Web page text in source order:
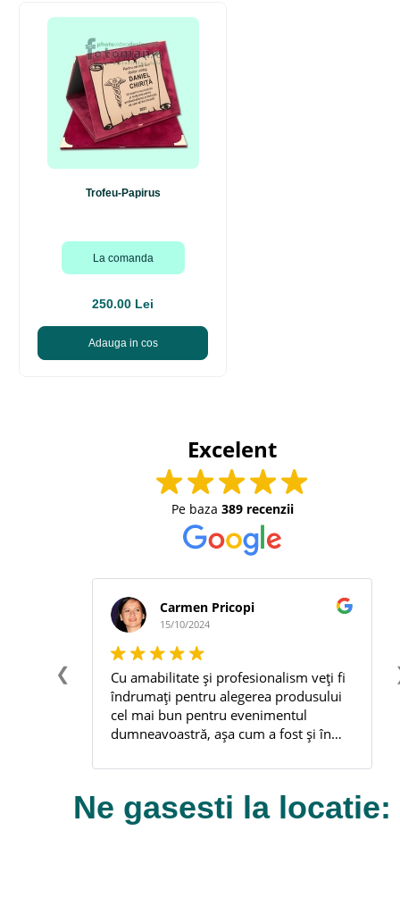
Trofeu-Papirus
La comanda
250.00 Lei
Adauga in cos
Excelent
Pe baza 389 recenzii
❮
veți fi
Petrescu Sanda
10/05/2024
Foarte foarte amabili și prompți ! M-au
scos dintr-o mare incurcatura si nu este
prima data !. Când sunt in criza apelez
cu incredere la Fotoman, mereu gasesc
Multumesc frumos. !
Ne gasesti la locatie: